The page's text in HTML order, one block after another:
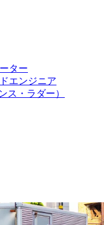
ター
エンジニア
ス・ラダー）